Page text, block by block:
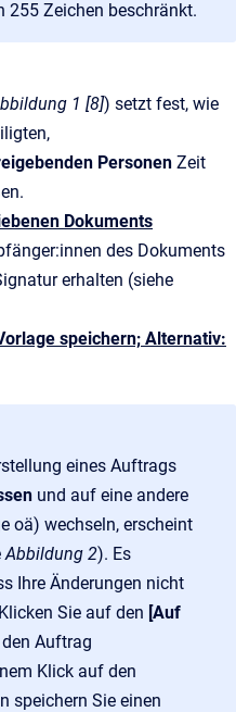
255 Zeichen beschränkt.
1 [8]) setzt fest, wie
Personen Zeit
Dokuments
des Dokuments
erhalten (siehe
speichern; Alternativ:
eines Auftrags
und auf eine andere
oä) wechseln, erscheint
Abbildung 2). Es
Ihre Änderungen nicht
Sie auf den [Auf
Auftrag
Klick auf den
speichern Sie einen